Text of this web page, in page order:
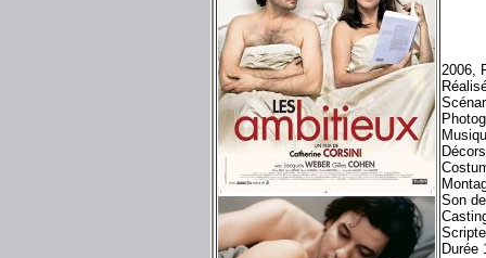
2006,
Son
Durée